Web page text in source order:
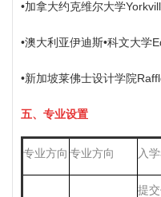
•加拿大约克维尔大学
•澳大利亚伊迪斯•科文大学
•新加坡莱佛士设计学院
五、专业设置
专业方向 专业方向 入
提